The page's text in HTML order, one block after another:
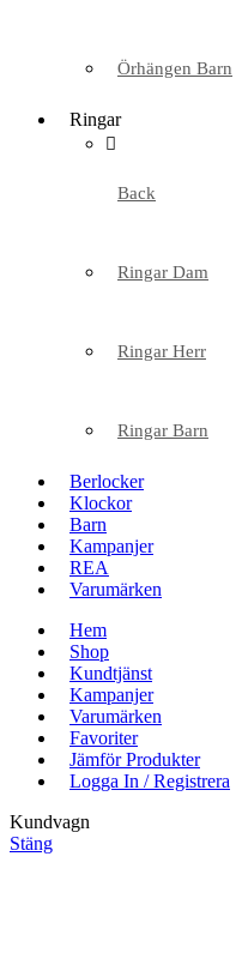
Örhängen Barn
Ringar
Back
Ringar Dam
Ringar Herr
Ringar Barn
Berlocker
Klockor
Barn
Kampanjer
REA
Varumärken
Hem
Shop
Kundtjänst
Kampanjer
Varumärken
Favoriter
Jämför Produkter
Logga In / Registrera
Kundvagn
Stäng